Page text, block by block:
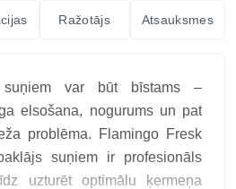
Ražotājs Atsauksmes
suņiem var būt bīstams –
elsošana, nogurums un pat
problēma. Flamingo Fresk
suņiem ir profesionāls
uzturēt optimālu ķermeņa